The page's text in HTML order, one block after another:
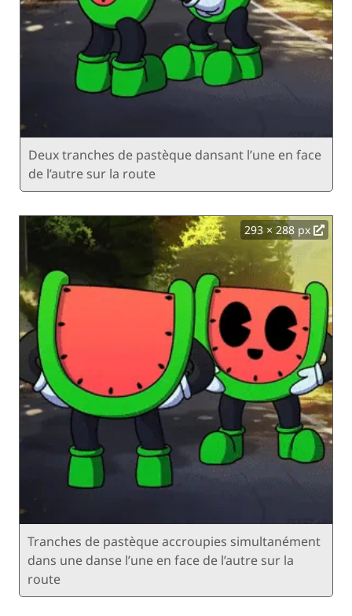
Deux tranches de pastèque dansant l’une en face
de l’autre sur la route
293 × 288 px
Tranches de pastèque accroupies simultanément
dans une danse l’une en face de l’autre sur la
route